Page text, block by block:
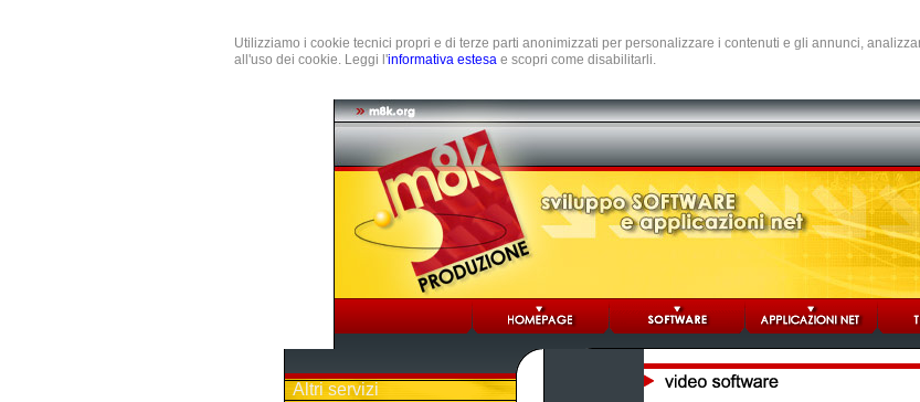
Utilizziamo i cookie tecnici propri e di terze parti anonimizzati per personalizzare i contenuti e gli annunci,
all'uso dei cookie. Leggi l'informativa estesa e scopri come disabilitarli.
Altri servizi